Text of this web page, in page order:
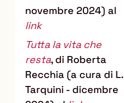
novembre 2024) al
link
Tutta la vita che
resta, di Roberta
Recchia (a cura di L.
Tarquini - dicembre